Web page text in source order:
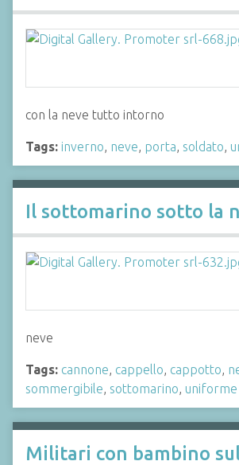
con la neve tutto intorno
Tags: inverno, neve, porta, soldato,
Il sottomarino sotto la
neve
Tags: cannone, cappello, cappotto,
sommergibile, sottomarino, uniforme
Militari con bambino